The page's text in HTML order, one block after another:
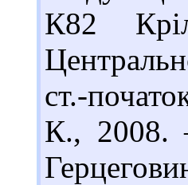
К82
ст.-
К., 2008.